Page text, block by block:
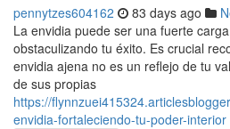
pennytzes604162 83 days ago
La envidia puede ser una fuerte
obstaculizando tu éxito. Es crucial
envidia ajena no es un reflejo de tu
de sus propias
https://
envidia-fortaleciendo-tu-poder-interior